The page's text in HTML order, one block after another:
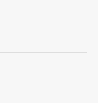
8GB